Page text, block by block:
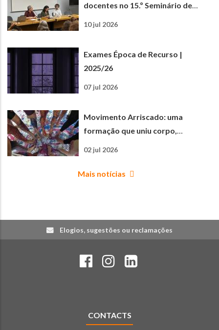
docentes no 15.º Seminário de
10 jul 2026
Exames Época de Recurso |
2025/26
07 jul 2026
Movimento Arriscado: uma
formação que uniu corpo,
02 jul 2026
Mais notícias
Elogios, sugestões ou reclamações
CONTACTS